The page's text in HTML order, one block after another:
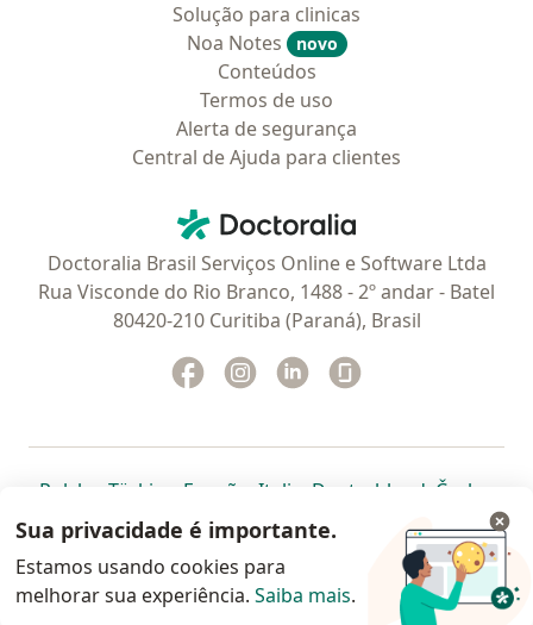
Solução para clinicas
Noa Notes
novo
Conteúdos
Termos de uso
Alerta de segurança
Central de Ajuda para clientes
Doctoralia - Homepage
Doctoralia Brasil Serviços Online e Software Ltda
Rua Visconde do Rio Branco, 1488 - 2º andar - Batel
80420-210 Curitiba (Paraná), Brasil
Facebook
abre num novo separador
Instagram
abre num novo separador
Linkedin
abre num novo
Polska abre num novo separador
Türkiye abre num novo separador
España abre num novo separador
Italia abre num novo
Deutschlandabre num
Česko
Portugal abre num novo separador
, México abre num novo separador
, abre num novo separador
Brasil abre num novoabre num
abre
Colombia abre num novo
www.doctoralia.com.br © 2026 - Agende agora sua
Sua privacidade é importante.
Estamos usando cookies para
melhorar sua experiência. Saiba mais.